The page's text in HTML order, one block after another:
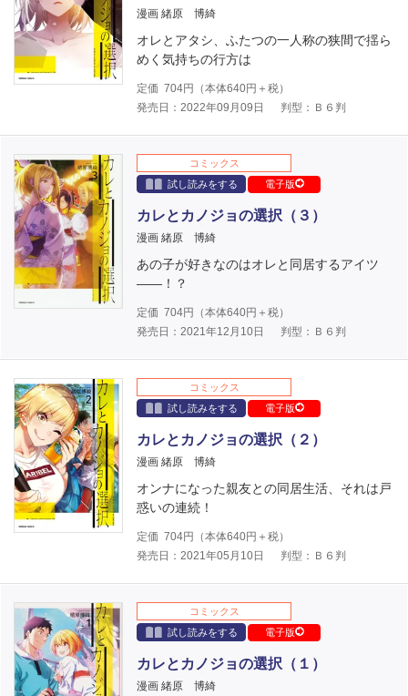
漫画 緒原 博綺
オレとアタシ、ふたつの一人称の狭間で揺ら
めく気持ちの行方は
定価 704円（本体640円＋税）
発売日：2022年09月09日
判型：Ｂ６判
コミックス
試し読みをする
電子版
カレとカノジョの選択（３）
漫画 緒原 博綺
あの子が好きなのはオレと同居するアイツ
――！？
定価 704円（本体640円＋税）
発売日：2021年12月10日
判型：Ｂ６判
コミックス
試し読みをする
電子版
カレとカノジョの選択（２）
漫画 緒原 博綺
オンナになった親友との同居生活、それは戸
惑いの連続！
定価 704円（本体640円＋税）
発売日：2021年05月10日
判型：Ｂ６判
コミックス
試し読みをする
電子版
カレとカノジョの選択（１）
漫画 緒原 博綺